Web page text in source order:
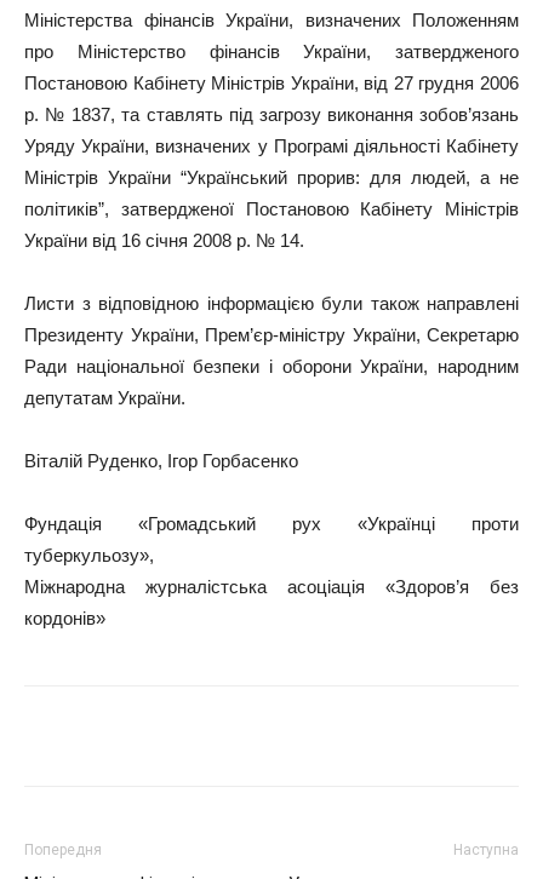
Міністерства фінансів України, визначених Положенням
про Міністерство фінансів України, затвердженого
Постановою Кабінету Міністрів України, від 27 грудня 2006
р. № 1837, та ставлять під загрозу виконання зобов’язань
Уряду України, визначених у Програмі діяльності Кабінету
Міністрів України “Український прорив: для людей, а не
політиків”, затвердженої Постановою Кабінету Міністрів
України від 16 січня 2008 р. № 14.
Листи з відповідною інформацією були також направлені
Президенту України, Прем’єр-міністру України, Секретарю
Ради національної безпеки і оборони України, народним
депутатам України.
Віталій Руденко, Ігор Горбасенко
Фундація «Громадський рух «Українці проти
туберкульозу»,
Міжнародна журналістська асоціація «Здоров’я без
кордонів»
Попередня Наступна